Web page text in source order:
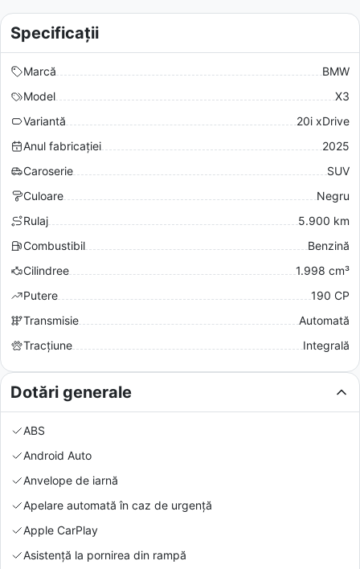
Specificații
Marcă
BMW
Model
X3
Variantă
20i xDrive
Anul fabricației
2025
Caroserie
SUV
Culoare
Negru
Rulaj
5.900 km
Combustibil
Benzină
Cilindree
1.998 cm³
Putere
190 CP
Transmisie
Automată
Tracțiune
Integrală
Dotări generale
ABS
Android Auto
Anvelope de iarnă
Apelare automată în caz de urgență
Apple CarPlay
Asistență la pornirea din rampă